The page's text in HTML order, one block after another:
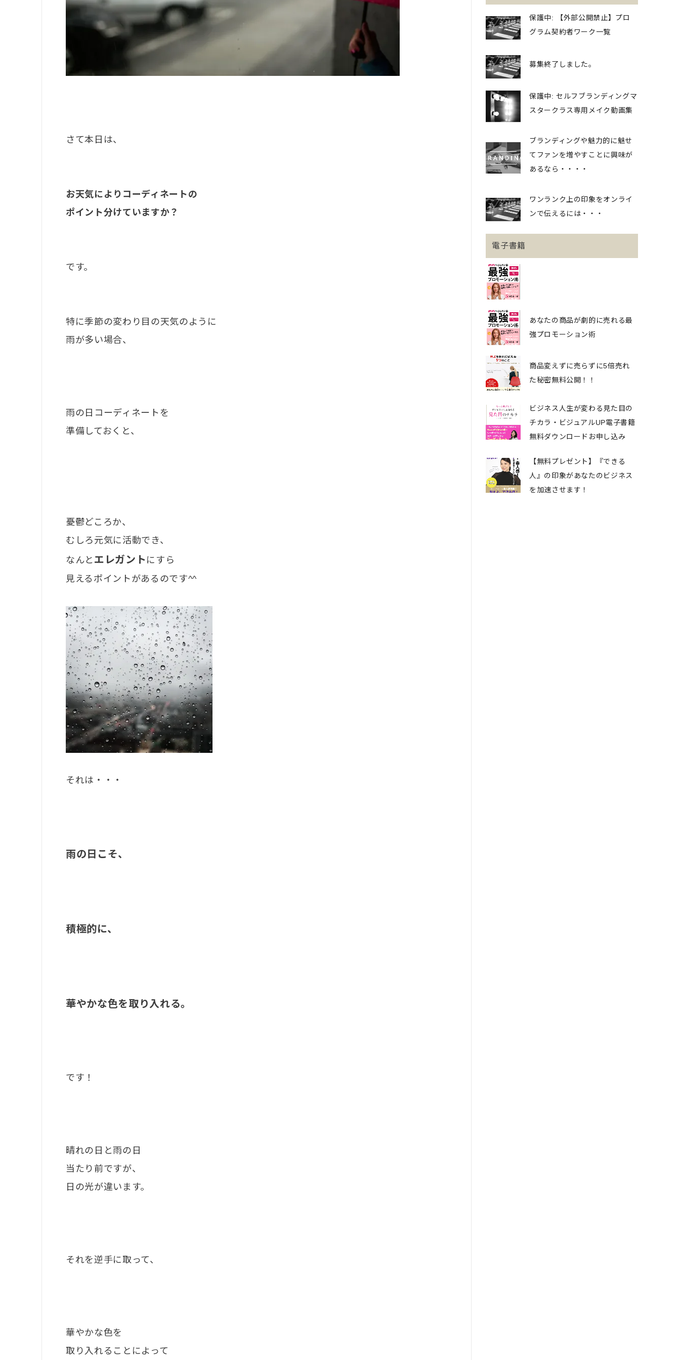
さて本日は、
お天気によりコーディネートの
ポイント分けていますか？
です。
特に季節の変わり目の天気のように
雨が多い場合、
雨の日コーディネートを
準備しておくと、
憂鬱どころか、
むしろ元気に活動でき、
なんと エレガント にすら
見えるポイントがあるのです^^
それは・・・
雨の日こそ、
積極的に、
華やかな色を取り入れる。
です！
晴れの日と雨の日
当たり前ですが、
日の光が違います。
それを逆手に取って、
華やかな色を
取り入れることによって
保護中: 【外部公開禁止】プロ
グラム契約者ワーク一覧
募集終了しました。
保護中: セルフブランディングマ
スタークラス専用メイク動画集
ブランディングや魅力的に魅せ
てファンを増やすことに興味が
あるなら・・・・
ワンランク上の印象をオンライ
ンで伝えるには・・・
電子書籍
あなたの商品が劇的に売れる最
強プロモーション術
商品変えずに売らずに5倍売れ
た秘密無料公開！！
ビジネス人生が変わる見た目の
チカラ・ビジュアルUP電子書籍
無料ダウンロードお申し込み
【無料プレゼント】『できる
人』の印象があなたのビジネス
を加速させます！